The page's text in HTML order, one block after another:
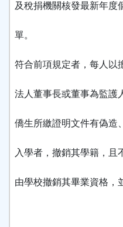
及稅捐機關核發最新年度
單。
符合前項規定者，每人以
法人董事長或董事為監護
僑生所繳證明文件有偽造
入學者，撤銷其學籍，且
由學校撤銷其畢業資格，